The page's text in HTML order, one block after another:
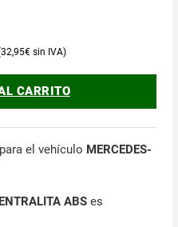
32,95€
CARRITO
el vehículo MERCEDES-
ABSes